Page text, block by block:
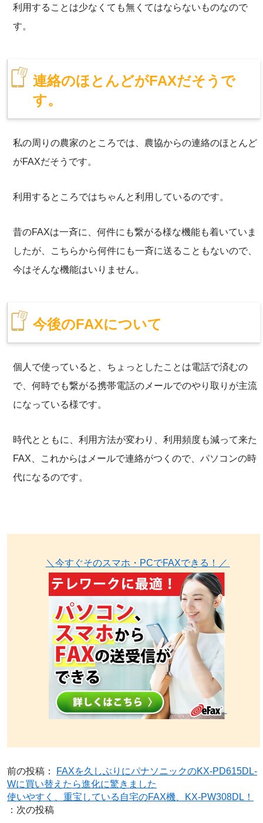
利用することは少なくても無くてはならないものなので
す。
連絡のほとんどがFAXだそうで
す。
私の周りの農家のところでは、農協からの連絡のほとんど
がFAXだそうです。
利用するところではちゃんと利用しているのです。
昔のFAXは一斉に、何件にも繋がる様な機能も着いていま
したが、こちらから何件にも一斉に送ることもないので、
今はそんな機能はいりません。
今後のFAXについて
個人で使っていると、ちょっとしたことは電話で済むの
で、何時でも繋がる携帯電話のメールでのやり取りが主流
になっている様です。
時代とともに、利用方法が変わり、利用頻度も減って来た
FAX、これからはメールで連絡がつくので、パソコンの時
代になるのです。
＼今すぐそのスマホ・PCでFAXできる！／
前の投稿：
FAXを久しぶりにパナソニックのKX-PD615DL-
Wに買い替えたら進化に驚きました
使いやすく、重宝している自宅のFAX機、KX-PW308DL！
：次の投稿